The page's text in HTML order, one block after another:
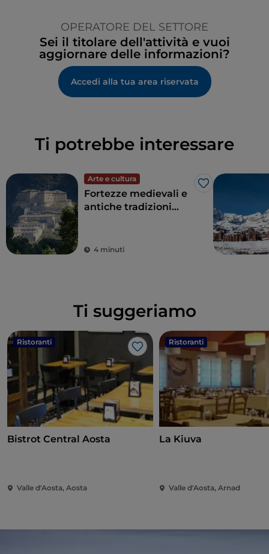
OPERATORE DEL SETTORE
Sei il titolare dell'attività e vuoi
aggiornare delle informazioni?
Accedi alla tua area riservata
Ti potrebbe interessare
Arte e cultura
Like
Fortezze medievali e
antiche tradizioni
d’Aosta
4 minuti
Ti suggeriamo
Ristoranti
Like
Bistrot Central Aosta
Valle d'Aosta, Aosta
Ristoranti
La Kiuva
Valle d'Aosta, Arnad